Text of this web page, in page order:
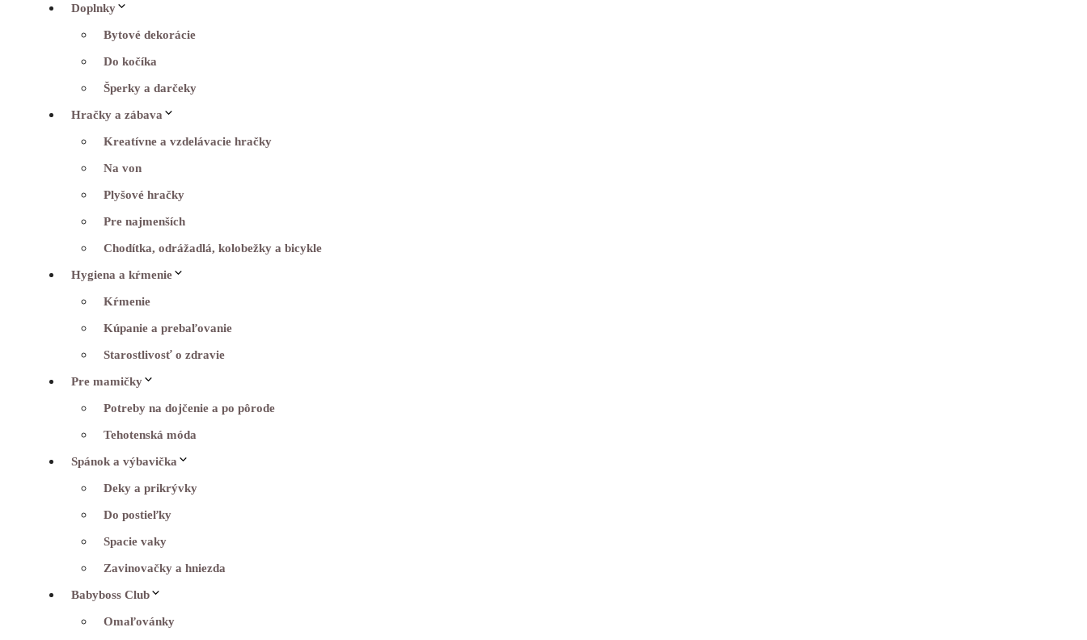
Doplnky
Bytové dekorácie
Do kočíka
Šperky a darčeky
Hračky a zábava
Kreatívne a vzdelávacie hračky
Na von
Plyšové hračky
Pre najmenších
Chodítka, odrážadlá, kolobežky a bicykle
Hygiena a kŕmenie
Kŕmenie
Kúpanie a prebaľovanie
Starostlivosť o zdravie
Pre mamičky
Potreby na dojčenie a po pôrode
Tehotenská móda
Spánok a výbavička
Deky a prikrývky
Do postieľky
Spacie vaky
Zavinovačky a hniezda
Babyboss Club
Omaľovánky